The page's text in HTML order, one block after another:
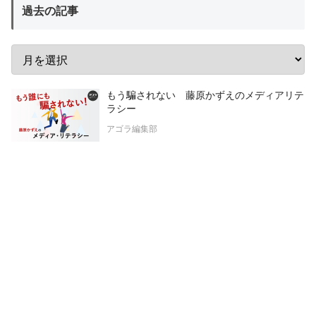
過去の記事
もう騙されない 藤原かずえのメディアリテ
ラシー
アゴラ編集部